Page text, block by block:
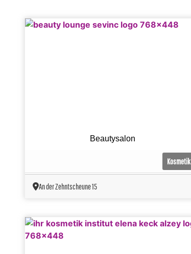
Beautysalon
Kosmetik
An der Zehntscheune 15